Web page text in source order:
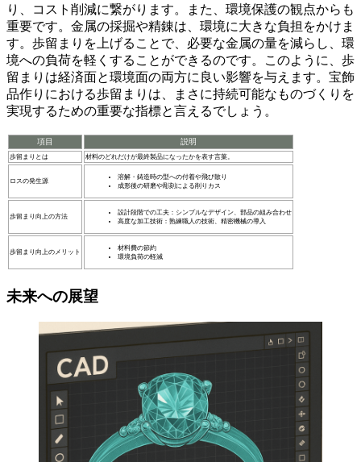
り、コスト削減に繋がります。また、 環境保護の観点からも
重要です。金属の採掘や精錬は、環境に大きな負担をかけま
す。歩留まりを上げることで、必要な金属の量を減らし、環
境への負荷を軽くすることができるのです。このように、歩
留まりは経済面と環境面の両方に良い影響を与えます。宝飾
品作りにおける歩留まりは、まさに持続可能なものづくり を
実現するための重要な指標と言えるでしょう。
項目 説明
歩留まりとは 材料のどれだけが最終製品になったかを表す言葉。
ロスの発生源
溶解・鋳造時の型への付着や飛び散り
成形後の研磨や彫刻による削りカス
歩留まり向上の方法
設計段階での工夫：シンプルなデザイン、部品の組み合わせ
高度な加工技術：熟練職人の技術、精密機械の導入
歩留まり向上のメリット
材料費の節約
環境負荷の軽減
未来への展望